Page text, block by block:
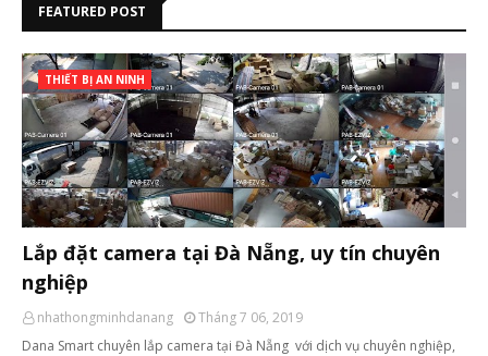
FEATURED POST
THIẾT BỊ AN NINH
Lắp đặt camera tại Đà Nẵng, uy tín chuyên
nghiệp
nhathongminhdanang
Tháng 7 06, 2019
Dana Smart chuyên lắp camera tại Đà Nẵng với dịch vụ chuyên nghiệp,